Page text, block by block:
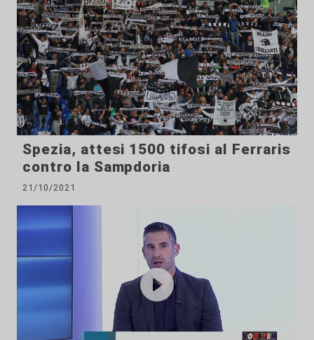
Spezia, attesi 1500 tifosi al Ferraris
contro la Sampdoria
21/10/2021